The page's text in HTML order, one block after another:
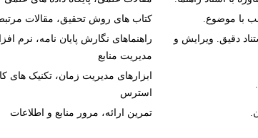
با موضوع.
کتاب های روش تحقیق، مقالات
دقیق. ویرایش و
راهنماهای نگارش پایان نامه، نرم
مدیریت منابع
ابزارهای مدیریت زمان، تکنیک های
استرس
تمرین ارائه، مرور منابع و اطلاعات